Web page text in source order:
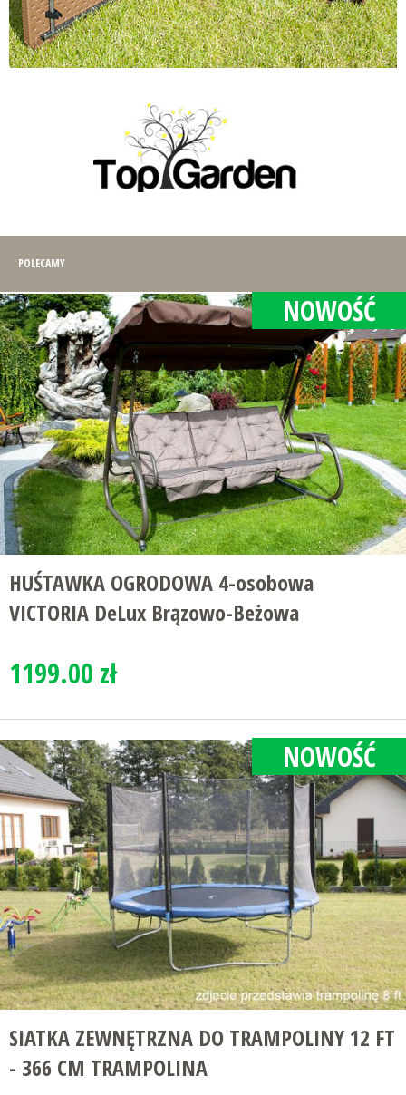
POLECAMY
NOWOŚĆ
HUŚTAWKA OGRODOWA 4-osobowa
VICTORIA DeLux Brązowo-Beżowa
1199.00 zł
NOWOŚĆ
SIATKA ZEWNĘTRZNA DO TRAMPOLINY 12 FT
- 366 CM TRAMPOLINA